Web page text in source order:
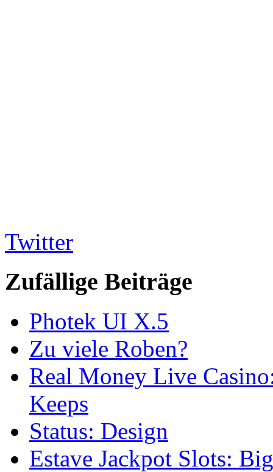
Twitter
Zufällige Beiträge
Photek UI X.5
Zu viele Roben?
Real Money Live
Keeps
Status: Design
Estave Jackpot Slots: